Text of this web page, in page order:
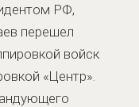
РФ,
перешел
войск
«Центр».